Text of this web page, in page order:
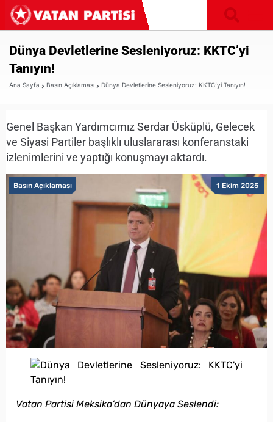
Dünya Devletlerine Sesleniyoruz: KKTC’yi
Tanıyın!
Ana Sayfa Basın Açıklaması Dünya Devletlerine Sesleniyoruz: KKTC’yi Tanıyın!
Genel Başkan Yardımcımız Serdar Üsküplü, Gelecek
ve Siyasi Partiler başlıklı uluslararası konferanstaki
izlenimlerini ve yaptığı konuşmayı aktardı.
1 Ekim 2025
Basın Açıklaması
Vatan Partisi Meksika’dan Dünyaya Seslendi: